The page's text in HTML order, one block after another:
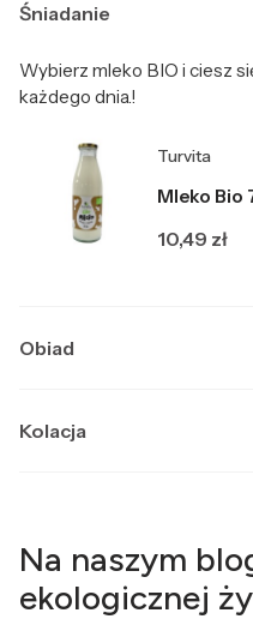
Śniadanie
Wybierz mleko BIO i ciesz
każdego dnia.!
Producent
Turvita
Mleko Bio
Cena
10,49 zł
Obiad
Cena
31,60 zł
Kolacja
PARÓWKI
g - WASĄG
Na naszym
ekologicznej